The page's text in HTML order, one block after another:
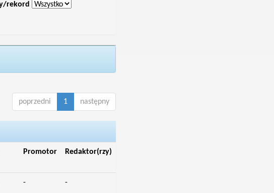
rekord
poprzedni 1 następny
Promotor Redaktor(rzy)
- -